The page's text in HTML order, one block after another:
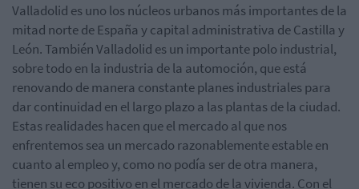
Valladolid es uno los núcleos urbanos más importantes de la
mitad norte de España y capital administrativa de Castilla y
León. También Valladolid es un importante polo industrial,
sobre todo en la industria de la automoción, que está
renovando de manera constante planes industriales para
dar continuidad en el largo plazo a las plantas de la ciudad.
Estas realidades hacen que el mercado al que nos
enfrentemos sea un mercado razonablemente estable en
cuanto al empleo y, como no podía ser de otra manera,
tienen su eco positivo en el mercado de la vivienda. Con el